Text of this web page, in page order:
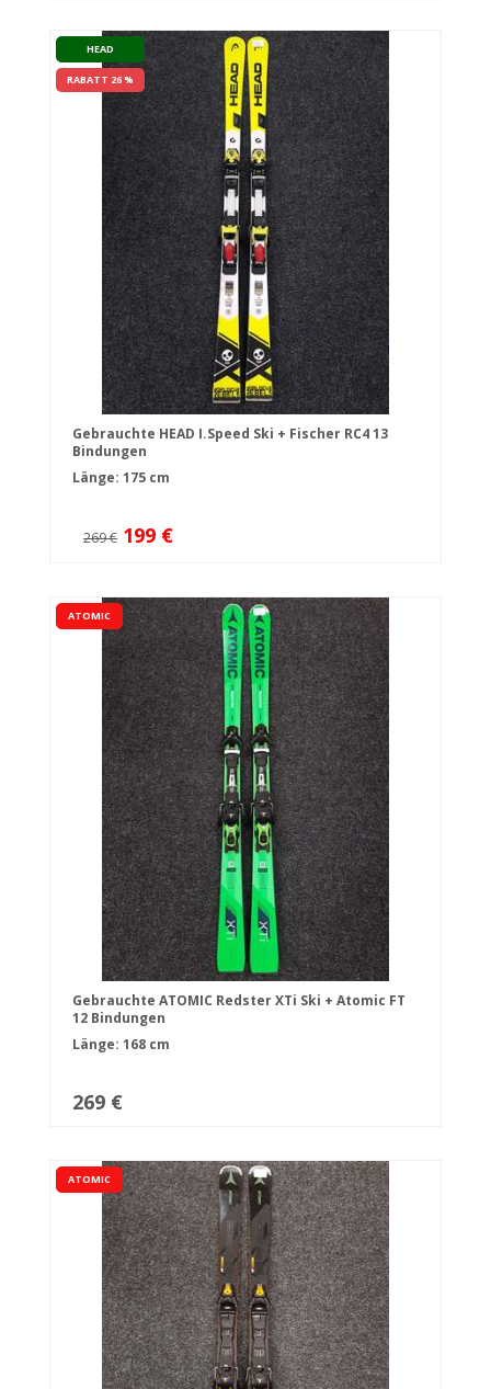
HEAD
RABATT 26 %
Gebrauchte HEAD I.Speed Ski + Fischer RC4 13
Bindungen
Länge: 175 cm
269 € 199 €
ATOMIC
Gebrauchte ATOMIC Redster XTi Ski + Atomic FT
12 Bindungen
Länge: 168 cm
269 €
ATOMIC